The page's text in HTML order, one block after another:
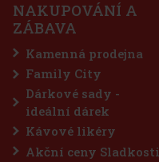
NAKUPOVÁNÍ A
ZÁBAVA
Kamenná prodejna
Family City
Dárkové sady -
ideální dárek
Kávové likéry
Akční ceny Sladkosti